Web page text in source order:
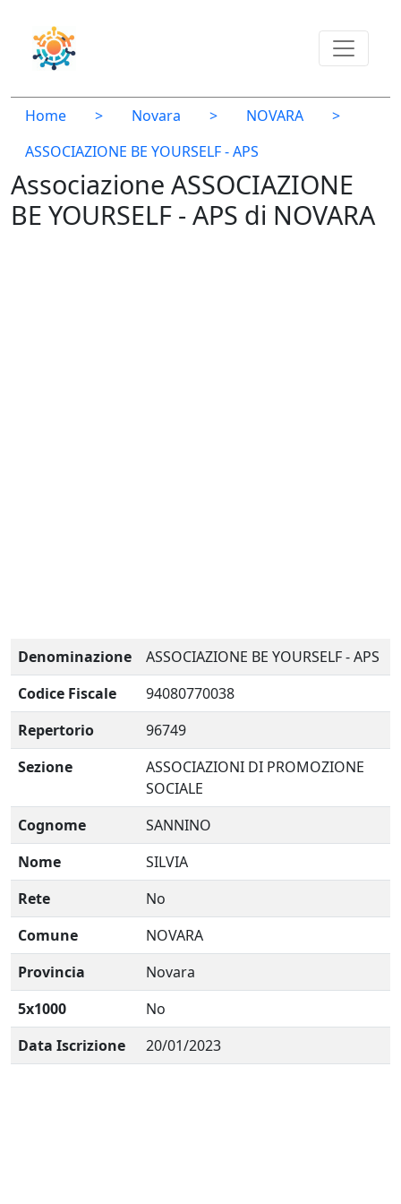
Home > Novara > NOVARA
>
ASSOCIAZIONE BE YOURSELF - APS
Associazione ASSOCIAZIONE
BE YOURSELF - APS di NOVARA
Denominazione
ASSOCIAZIONE BE YOURSELF - APS
Codice Fiscale
94080770038
Repertorio
96749
Sezione
ASSOCIAZIONI DI PROMOZIONE
SOCIALE
Cognome
SANNINO
Nome
SILVIA
Rete
No
Comune
NOVARA
Provincia
Novara
5x1000
No
Data Iscrizione
20/01/2023